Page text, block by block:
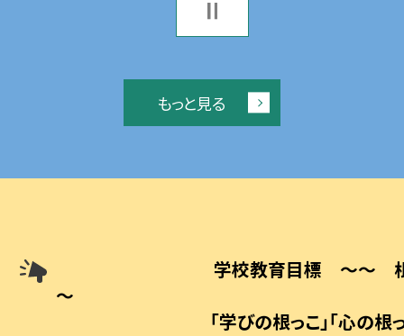
もっと見る
学校教育目標 ～～
「学びの根っこ」「心の根